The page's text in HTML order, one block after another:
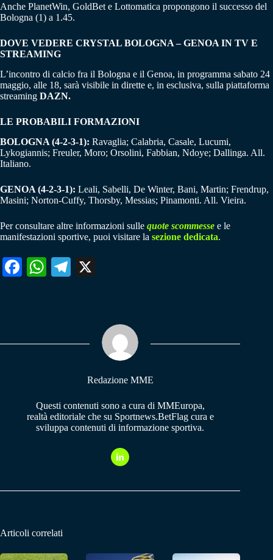
Anche PlanetWin, GoldBet e Lottomatica propongono il successo del
Bologna (1) a 1.45.
DOVE VEDERE CRYSTAL BOLOGNA – GENOA IN TV E
STREAMING
L’incontro di calcio fra il Bologna e il Genoa, in programma sabato 24
maggio, alle 18, sarà visibile in dirette e, in esclusiva, sulla piattaforma
streaming DAZN.
LE PROBABILI FORMAZIONI
BOLOGNA (4-2-3-1): Ravaglia; Calabria, Casale, Lucumi,
Lykogiannis; Freuler, Moro; Orsolini, Fabbian, Ndoye; Dallinga. All.
Italiano.
GENOA (4-2-3-1): Leali, Sabelli, De Winter, Bani, Martin; Frendrup,
Masini; Norton-Cuffy, Thorsby, Messias; Pinamonti. All. Vieira.
Per consultare altre informazioni sulle quote scommesse e le
manifestazioni sportive, puoi visitare la sezione dedicata.
Fa W
pp
Te
m
Redazione MME
Questi contenuti sono a cura di MMEuropa,
realtà editoriale che su Sportnews.BetFlag cura e
sviluppa contenuti di informazione sportiva.
Articoli correlati